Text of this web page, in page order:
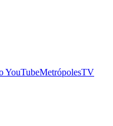
YouTubeMetrópolesTV